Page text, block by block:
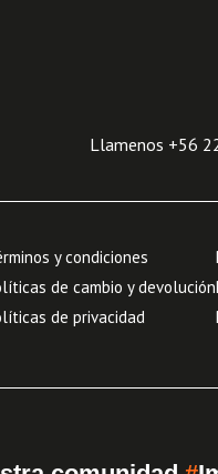
Llamenos +56
y condiciones
de cambio y devolución
de privacidad